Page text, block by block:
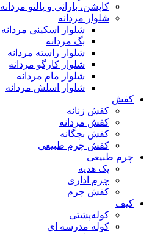
کاپشن، بارانی و پالتو مردانه
شلوار مردانه
شلوار اسکینی مردانه
بگ مردانه
شلوار راسته مردانه
شلوار کارگو مردانه
شلوار مام مردانه
شلوار اسلش مردانه
کفش
کفش زنانه
کفش مردانه
کفش بچگانه
کفش چرم طبیعی
چرم طبیعی
پک هدیه
چرم اداری
کفش چرم
کیف
کوله‌پشتی
کوله مدرسه ای